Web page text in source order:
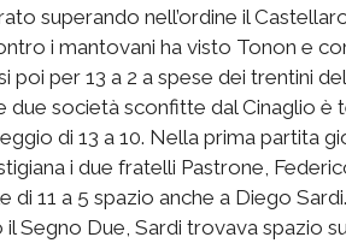
superando nell’ordine il
i mantovani ha visto Tonon e
poi per 13 a 2 a spese dei trentini
due società sconfitte dal Cinaglio è
di 13 a 10. Nella prima partita
i due fratelli Pastrone,
di 11 a 5 spazio anche a Diego
il Segno Due, Sardi trovava spazio